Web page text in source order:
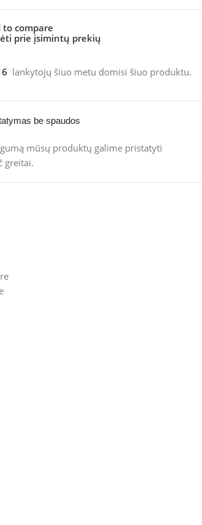
to compare
prie įsimintų prekių
lankytojų šiuo metu domisi šiuo produktu.
be spaudos
mūsų produktų galime pristatyti
greitai.